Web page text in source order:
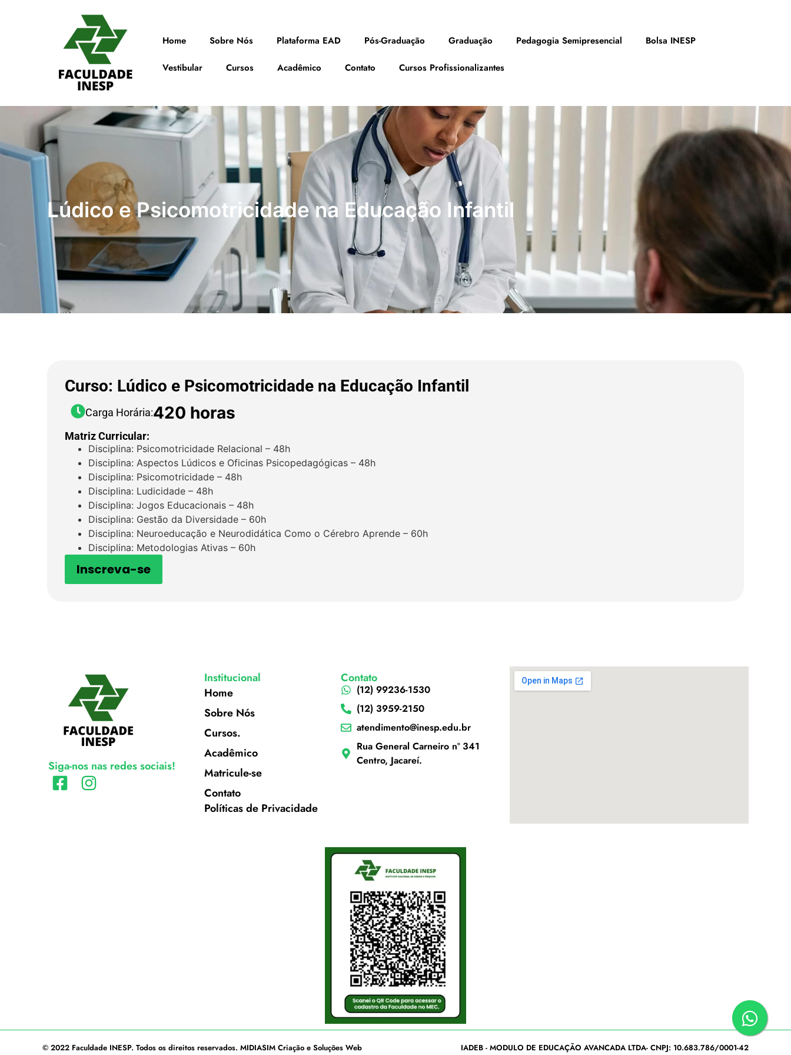
Home Sobre Nós Plataforma EAD Pós-Graduação Graduação Pedagogia Semipresencial Bolsa INESP
Vestibular Cursos Acadêmico Contato Cursos Profissionalizantes
Lúdico e Psicomotricidade na Educação Infantil
Curso: Lúdico e Psicomotricidade na Educação Infantil
Carga Horária:420 horas
Matriz Curricular:
Disciplina: Psicomotricidade Relacional – 48h
Disciplina: Aspectos Lúdicos e Oficinas Psicopedagógicas – 48h
Disciplina: Psicomotricidade – 48h
Disciplina: Ludicidade – 48h
Disciplina: Jogos Educacionais – 48h
Disciplina: Gestão da Diversidade – 60h
Disciplina: Neuroeducação e Neurodidática Como o Cérebro Aprende – 60h
Disciplina: Metodologias Ativas – 60h
Inscreva-se
Siga-nos nas redes sociais!
Institucional
Home
Sobre Nós
Cursos.
Acadêmico
Matricule-se
Contato
Políticas de Privacidade
Contato
(12) 99236-1530
(12) 3959-2150
atendimento@inesp.edu.br
Rua General Carneiro nº 341
Centro, Jacareí.
© 2022 Faculdade INESP. Todos os direitos reservados. MIDIASIM Criação e Soluções Web IADEB - MODULO DE EDUCAÇÃO AVANCADA LTDA- CNPJ: 10.683.786/0001-42